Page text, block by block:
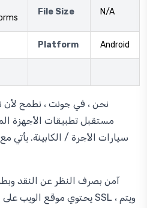
File Size N/A
Platform Android
نحن ، في جونت ، نطمح
مستقبل تطبيقات الأجهزة
سيارات الأجرة / الكابينة. يأتي
آمن بصرف النظر عن النقد